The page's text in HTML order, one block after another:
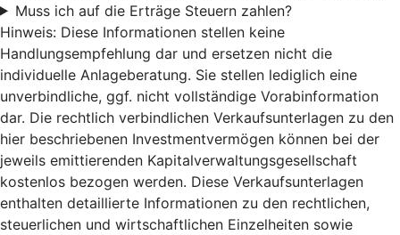
Muss ich auf die Erträge Steuern zahlen?
Hinweis: Diese Informationen stellen keine
Handlungsempfehlung dar und ersetzen nicht die
individuelle Anlageberatung. Sie stellen lediglich eine
unverbindliche, ggf. nicht vollständige Vorabinformation
dar. Die rechtlich verbindlichen Verkaufsunterlagen zu den
hier beschriebenen Investmentvermögen können bei der
jeweils emittierenden Kapitalverwaltungsgesellschaft
kostenlos bezogen werden. Diese Verkaufsunterlagen
enthalten detaillierte Informationen zu den rechtlichen,
steuerlichen und wirtschaftlichen Einzelheiten sowie